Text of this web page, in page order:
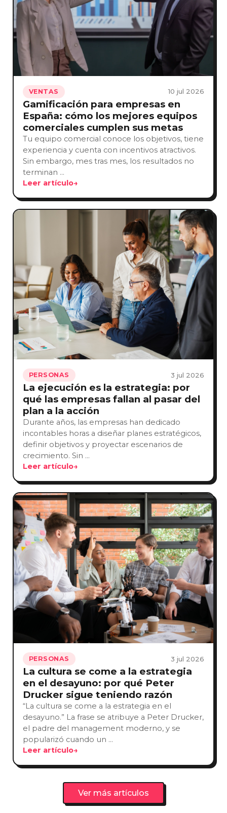
VENTAS 10 jul 2026
Gamificación para empresas en
España: cómo los mejores equipos
comerciales cumplen sus metas
Tu equipo comercial conoce los objetivos, tiene
experiencia y cuenta con incentivos atractivos.
Sin embargo, mes tras mes, los resultados no
terminan …
Leer artículo→
PERSONAS 3 jul 2026
La ejecución es la estrategia: por
qué las empresas fallan al pasar del
plan a la acción
Durante años, las empresas han dedicado
incontables horas a diseñar planes estratégicos,
definir objetivos y proyectar escenarios de
crecimiento. Sin …
Leer artículo→
PERSONAS 3 jul 2026
La cultura se come a la estrategia
en el desayuno: por qué Peter
Drucker sigue teniendo razón
“La cultura se come a la estrategia en el
desayuno.” La frase se atribuye a Peter Drucker,
el padre del management moderno, y se
popularizó cuando un …
Leer artículo→
Ver más artículos